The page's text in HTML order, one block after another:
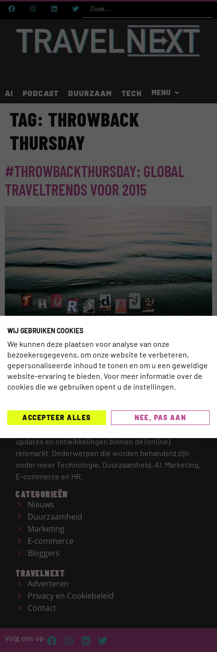
AI PODCAST DUURZAAM TECH
TAG: THROWBACK
THURSDAY
#THROWBACKTHURSDAY: GLOBAL
TRAVELTRENDS VOOR 2015
voorgaande blogs! We zijn nu ruim over de helft van het jaar
en vandaag kijken we terug naar de Global Traveltrends voor
2015.
TRAVELNEXT is hét leading kennisplatform voor de
updates en ontwikkelingen binnen de (online)
reismarkt. Onderwerpen die worden behandeld zijn
onder meer Technologie, Duurzaamheid, AI, Marketing,
E-commerce en HR.
CATEGORIEËN
Nieuws
Duurzaamheid
Marketing
E-commerce
Bloggers
TRAVELNEXT
Adverteren
Privacy en Cookiebeleid
Contact
Volg ons op
WIJ GEBRUIKEN COOKIES
We kunnen deze plaatsen voor analyse van onze
bezoekersgegevens, om onze website te verbeteren,
gepersonaliseerde inhoud te tonen en om u een geweldige
website-ervaring te bieden. Voor meer informatie over de
cookies die we gebruiken opent u de instellingen.
ACCEPTEER ALLES NEE, PAS AAN